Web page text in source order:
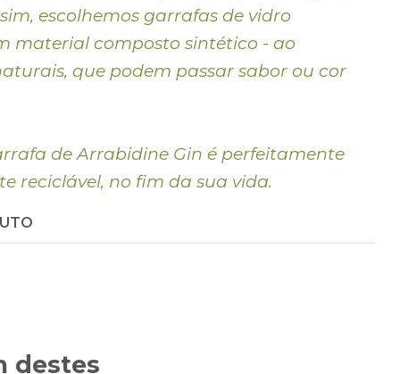
escolhemos garrafas de vidro
material composto sintético - ao
que podem passar sabor ou cor
de Arrabidine Gin é perfeitamente
reciclável, no fim da sua vida.
destes